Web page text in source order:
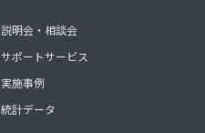
説明会・相談会
サポートサービス
実施事例
統計データ